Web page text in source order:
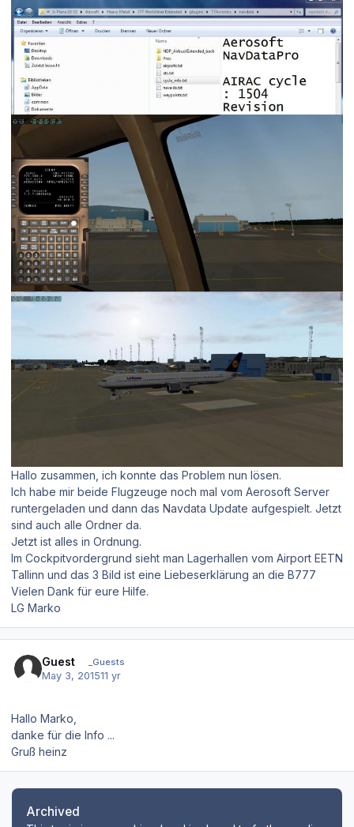
Hallo zusammen, ich konnte das Problem nun lösen.
Ich habe mir beide Flugzeuge noch mal vom Aerosoft Server
runtergeladen und dann das Navdata Update aufgespielt. Jetzt
sind auch alle Ordner da.
Jetzt ist alles in Ordnung.
Im Cockpitvordergrund sieht man Lagerhallen vom Airport EETN
Tallinn und das 3 Bild ist eine Liebeserklärung an die B777
Vielen Dank für eure Hilfe.
LG Marko
Guest _Guests
May 3, 201511 yr
Hallo Marko,
danke für die Info ...
Gruß heinz
Archived